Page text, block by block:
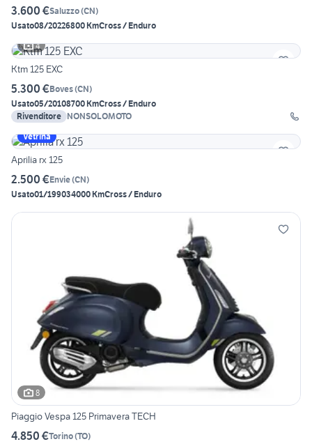
3.600 €Saluzzo(CN)
Usato08/20226800 KmCross / Enduro
4
Ktm 125 EXC
5.300 €Boves(CN)
Usato05/20108700 KmCross / Enduro
Rivenditore NONSOLOMOTO
Vetrina
Aprilia rx 125
2.500 €Envie(CN)
Usato01/199034000 KmCross / Enduro
8
Piaggio Vespa 125 Primavera TECH
4.850 €Torino(TO)